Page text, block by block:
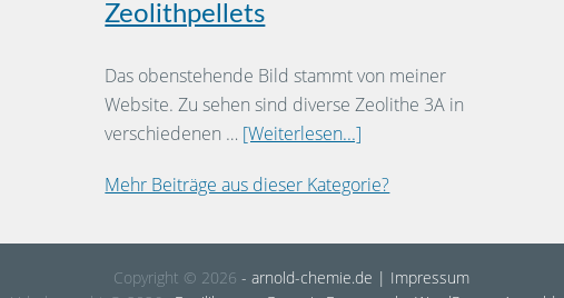
Zeolithpellets
Das obenstehende Bild stammt von meiner
Website. Zu sehen sind diverse Zeolithe 3A in
verschiedenen … [Weiterlesen...]
Mehr Beiträge aus dieser Kategorie?
Copyright © 2026 - arnold-chemie.de | Impressum